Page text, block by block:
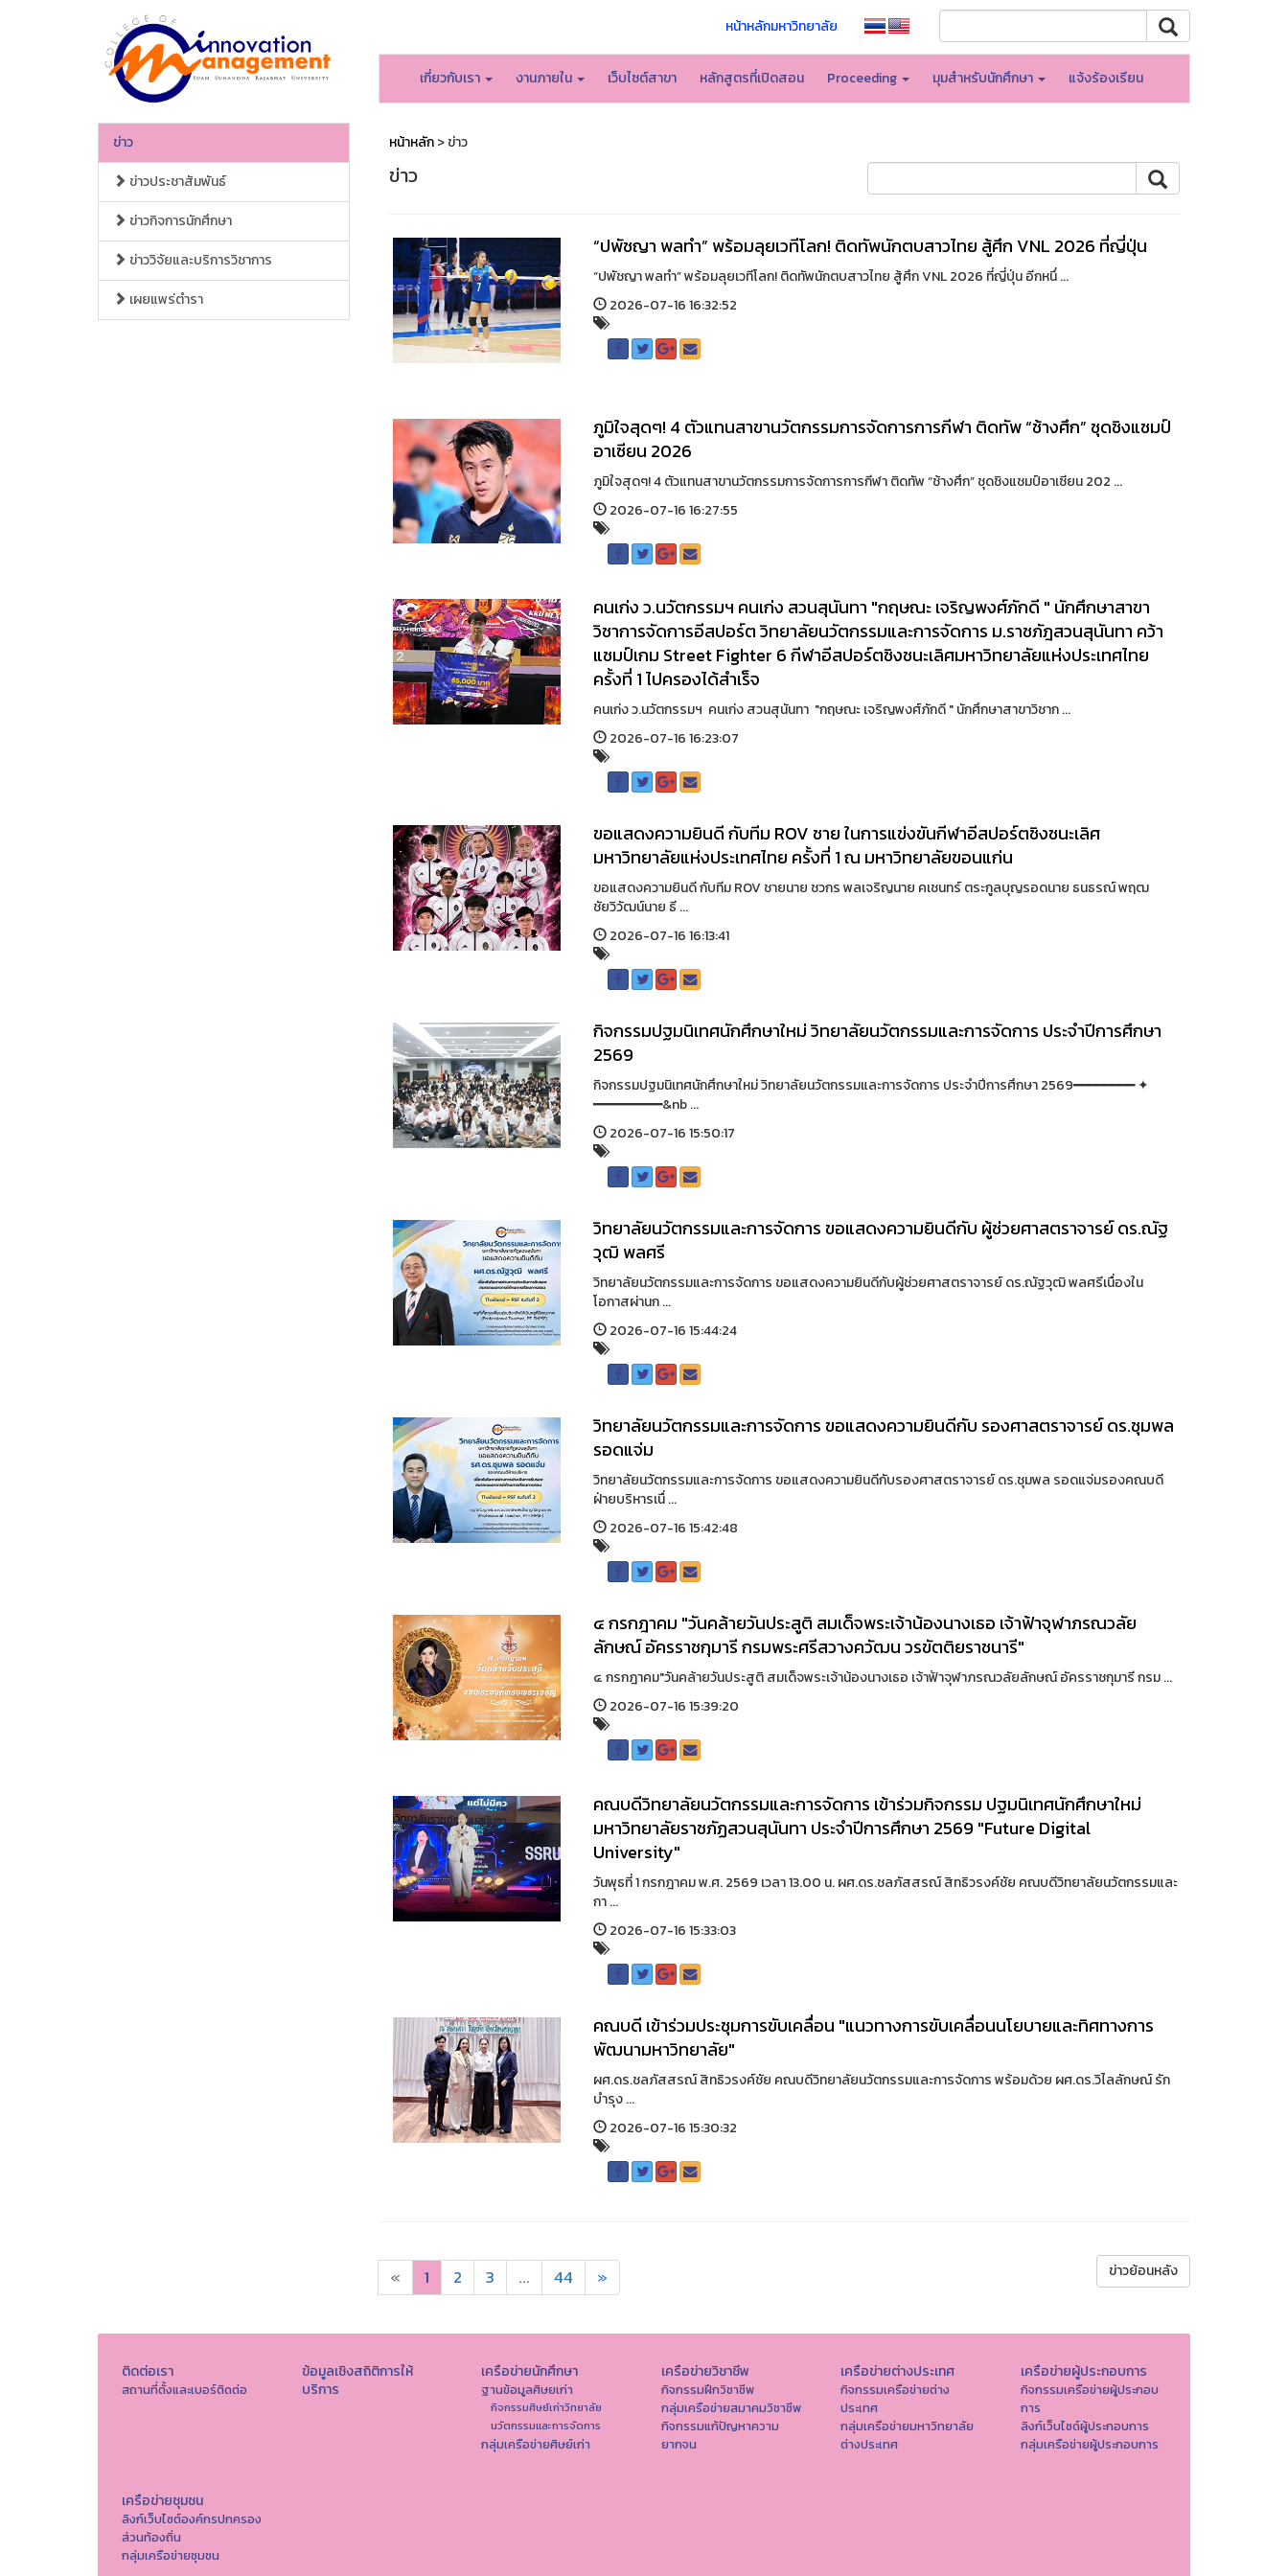
หน้าหลักมหาวิทยาลัย
เกี่ยวกับเรา งานภายใน เว็บไซต์สาขา หลักสูตรที่เปิดสอน Proceeding มุมสำหรับนักศึกษา แจ้งร้องเรียน
ข่าว
ข่าวประชาสัมพันธ์
ข่าวกิจการนักศึกษา
ข่าววิจัยและบริการวิชาการ
เผยแพร่ตำรา
หน้าหลัก> ข่าว
ข่าว
“ปพัชญา พลทำ” พร้อมลุยเวทีโลก! ติดทัพนักตบสาวไทย สู้ศึก VNL 2026 ที่ญี่ปุ่น
“ปพัชญา พลทำ” พร้อมลุยเวทีโลก! ติดทัพนักตบสาวไทย สู้ศึก VNL 2026 ที่ญี่ปุ่น อีกหนึ่ ...
2026-07-16 16:32:52
ภูมิใจสุดๆ! 4 ตัวแทนสาขานวัตกรรมการจัดการการกีฬา ติดทัพ “ช้างศึก” ชุดชิงแชมป์
อาเซียน 2026
ภูมิใจสุดๆ! 4 ตัวแทนสาขานวัตกรรมการจัดการการกีฬา ติดทัพ “ช้างศึก” ชุดชิงแชมป์อาเซียน 202 ...
2026-07-16 16:27:55
คนเก่ง ว.นวัตกรรมฯ คนเก่ง สวนสุนันทา "กฤษณะ เจริญพงศ์ภักดี " นักศึกษาสาขา
วิชาการจัดการอีสปอร์ต วิทยาลัยนวัตกรรมและการจัดการ ม.ราชภัฎสวนสุนันทา คว้า
แชมป์เกม Street Fighter 6 กีฬาอีสปอร์ตชิงชนะเลิศมหาวิทยาลัยแห่งประเทศไทย
ครั้งที่ 1 ไปครองได้สำเร็จ
คนเก่ง ว.นวัตกรรมฯ คนเก่ง สวนสุนันทา "กฤษณะ เจริญพงศ์ภักดี " นักศึกษาสาขาวิชาก ...
2026-07-16 16:23:07
ขอแสดงความยินดี กับทีม ROV ชาย ในการแข่งขันกีฬาอีสปอร์ตชิงชนะเลิศ
มหาวิทยาลัยแห่งประเทศไทย ครั้งที่ 1 ณ มหาวิทยาลัยขอนแก่น
ขอแสดงความยินดี กับทีม ROV ชายนาย ชวกร พลเจริญนาย คเชนทร์ ตระกูลบุญรอดนาย ธนธรณ์ พฤฒ
ชัยวิวัฒน์นาย ธี ...
2026-07-16 16:13:41
กิจกรรมปฐมนิเทศนักศึกษาใหม่ วิทยาลัยนวัตกรรมและการจัดการ ประจำปีการศึกษา
2569
กิจกรรมปฐมนิเทศนักศึกษาใหม่ วิทยาลัยนวัตกรรมและการจัดการ ประจำปีการศึกษา 2569━━━━━━━━ ✦
━━━━━━━━━&nb ...
2026-07-16 15:50:17
วิทยาลัยนวัตกรรมและการจัดการ ขอแสดงความยินดีกับ ผู้ช่วยศาสตราจารย์ ดร.ณัฐ
วุฒิ พลศรี
วิทยาลัยนวัตกรรมและการจัดการ ขอแสดงความยินดีกับผู้ช่วยศาสตราจารย์ ดร.ณัฐวุฒิ พลศรีเนื่องใน
โอกาสผ่านก ...
2026-07-16 15:44:24
วิทยาลัยนวัตกรรมและการจัดการ ขอแสดงความยินดีกับ รองศาสตราจารย์ ดร.ชุมพล
รอดแจ่ม
วิทยาลัยนวัตกรรมและการจัดการ ขอแสดงความยินดีกับรองศาสตราจารย์ ดร.ชุมพล รอดแจ่มรองคณบดี
ฝ่ายบริหารเนื่ ...
2026-07-16 15:42:48
๔ กรกฎาคม "วันคล้ายวันประสูติ สมเด็จพระเจ้าน้องนางเธอ เจ้าฟ้าจุฬาภรณวลัย
ลักษณ์ อัครราชกุมารี กรมพระศรีสวางควัฒน วรขัตติยราชนารี"
๔ กรกฎาคม"วันคล้ายวันประสูติ สมเด็จพระเจ้าน้องนางเธอ เจ้าฟ้าจุฬาภรณวลัยลักษณ์ อัครราชกุมารี กรม ...
2026-07-16 15:39:20
คณบดีวิทยาลัยนวัตกรรมและการจัดการ เข้าร่วมกิจกรรม ปฐมนิเทศนักศึกษาใหม่
มหาวิทยาลัยราชภัฏสวนสุนันทา ประจำปีการศึกษา 2569 "Future Digital
University"
วันพุธที่ 1 กรกฎาคม พ.ศ. 2569 เวลา 13.00 น. ผศ.ดร.ชลภัสสรณ์ สิทธิวรงค์ชัย คณบดีวิทยาลัยนวัตกรรมและ
กา ...
2026-07-16 15:33:03
คณบดี เข้าร่วมประชุมการขับเคลื่อน "แนวทางการขับเคลื่อนนโยบายและทิศทางการ
พัฒนามหาวิทยาลัย"
ผศ.ดร.ชลภัสสรณ์ สิทธิวรงค์ชัย คณบดีวิทยาลัยนวัตกรรมและการจัดการ พร้อมด้วย ผศ.ดร.วิไลลักษณ์ รัก
บำรุง ...
2026-07-16 15:30:32
« 1 2 3 ... 44 » ข่าวย้อนหลัง
ติดต่อเรา
สถานที่ตั้งและเบอร์ติดต่อ
ข้อมูลเชิงสถิติการให้
บริการ
เครือข่ายนักศึกษา
ฐานข้อมูลศิษยเก่า
กิจกรรมศิษย์เก่าวิทยาลัย
นวัตกรรมและการจัดการ
กลุ่มเครือข่ายศิษย์เก่า
เครือข่ายวิชาชีพ
กิจกรรมฝึกวิชาชีพ
กลุ่มเครือข่ายสมาคมวิชาชีพ
กิจกรรมแก้ปัญหาความ
ยากจน
เครือข่ายต่างประเทศ
กิจกรรมเครือข่ายต่าง
ประเทศ
กลุ่มเครือข่ายมหาวิทยาลัย
ต่างประเทศ
เครือข่ายผู้ประกอบการ
กิจกรรมเครือข่ายผู้ประกอบ
การ
ลิงก์เว็บไซด์ผู้ประกอบการ
กลุ่มเครือข่ายผู้ประกอบการ
เครือข่ายชุมชน
ลิงก์เว็บไซต์องค์กรปกครอง
ส่วนท้องถิ่น
กลุ่มเครือข่ายชุมชน